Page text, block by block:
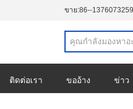
ขาย:86--
ติดต่อเรา ขออ้าง ข่าว